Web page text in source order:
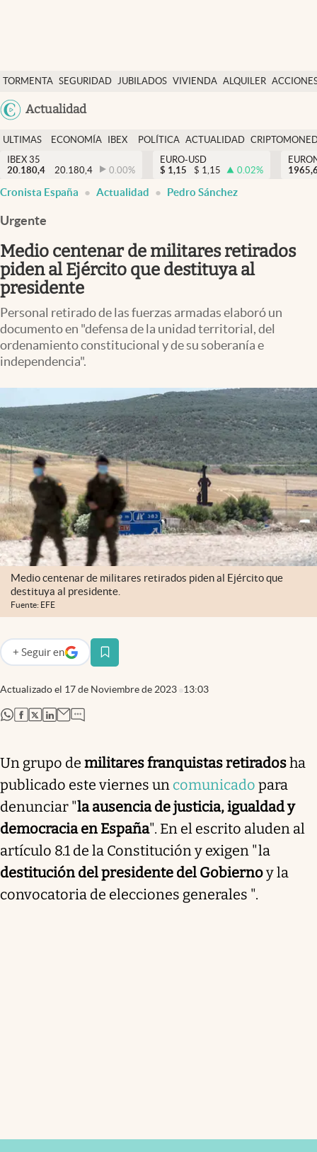
TORMENTA SEGURIDAD JUBILADOS VIVIENDA ALQUILER
USA
Actualidad
Economía y finanzas
Política
Actualidad
Criptomonedas
España
ULTIMAS
NOTICIAS
ECONOMÍA
FINANZAS
IBEX
EURO
POLÍTICA ACTUALIDAD
IBEX 35
20.180,4
20.180,4 0.00%
EURO-USD
$ 1,15 $ 1,15 0.02%
Cronista España Actualidad Pedro Sánchez
Urgente
Medio centenar de militares retirados
piden al Ejército que destituya al
presidente
Personal retirado de las fuerzas armadas elaboró un
documento en "defensa de la unidad territorial, del
ordenamiento constitucional y de su soberanía e
independencia".
Medio centenar de militares retirados piden al Ejército que
destituya al presidente.
Fuente: EFE
Actualizado el 17 de Noviembre de 2023 13:03
+ Seguir en
abre en nueva pestaña
abre en nueva pestaña
abre en nueva pestaña
abre en nueva pestaña
abre en nueva pestaña
Un grupo de militares franquistas retiradosha
publicado este viernes un comunicado para
denunciar "la ausencia de justicia, igualdad y
democracia en España". En el escrito aluden al
artículo 8.1 de la Constitución y exigen "la
destitución del presidente del Gobiernoy la
convocatoria de elecciones generales ".